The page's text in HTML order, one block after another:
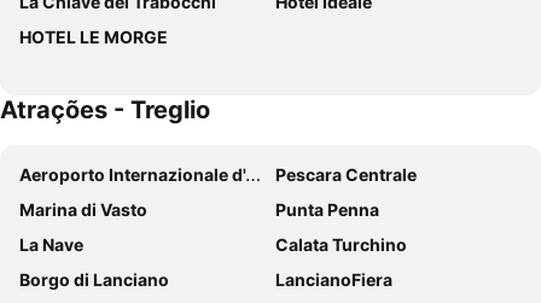
HOTEL LE MORGE
Atrações - Treglio
Aeroporto Internazionale d'Abruzzo
Pescara Centrale
Marina di Vasto
Punta Penna
La Nave
Calata Turchino
Borgo di Lanciano
LancianoFiera